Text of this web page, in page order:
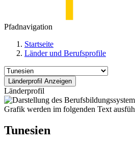
Pfadnavigation
Startseite
Länder und Berufsprofile
Länderprofil
Tunesien